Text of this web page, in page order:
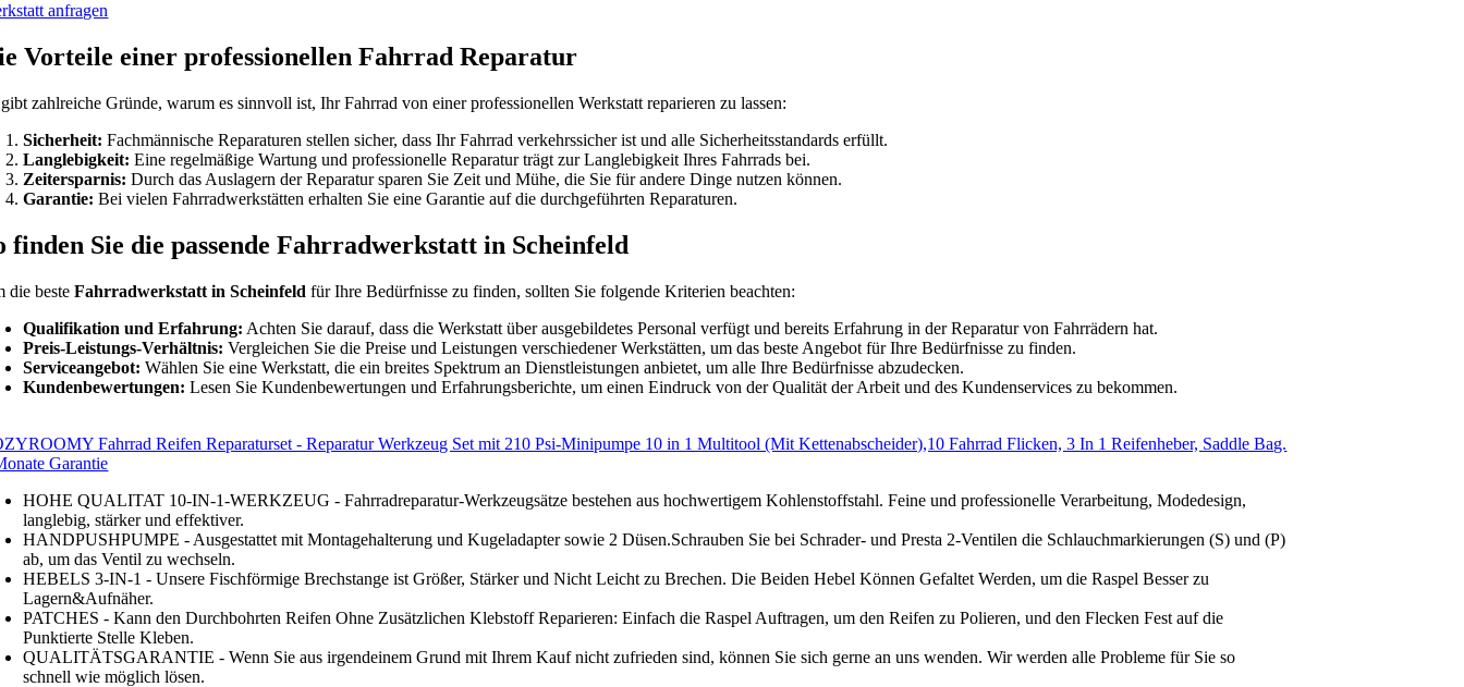
anfragen
Vorteile einer professionellen Fahrrad Reparatur
zahlreiche Gründe, warum es sinnvoll ist, Ihr Fahrrad von einer professionellen Werkstatt reparieren zu lassen:
Sicherheit: Fachmännische Reparaturen stellen sicher, dass Ihr Fahrrad verkehrssicher ist und alle Sicherheitsstandards erfüllt.
Langlebigkeit: Eine regelmäßige Wartung und professionelle Reparatur trägt zur Langlebigkeit Ihres Fahrrads bei.
Zeitersparnis: Durch das Auslagern der Reparatur sparen Sie Zeit und Mühe, die Sie für andere Dinge nutzen können.
Garantie: Bei vielen Fahrradwerkstätten erhalten Sie eine Garantie auf die durchgeführten Reparaturen.
finden Sie die passende Fahrradwerkstatt in Scheinfeld
die besteFahrradwerkstatt in Scheinfeld für Ihre Bedürfnisse zu finden, sollten Sie folgende Kriterien beachten:
Qualifikation und Erfahrung: Achten Sie darauf, dass die Werkstatt über ausgebildetes Personal verfügt und bereits Erfahrung in der Reparatur von Fahrrädern hat.
Preis-Leistungs-Verhältnis: Vergleichen Sie die Preise und Leistungen verschiedener Werkstätten, um das beste Angebot für Ihre Bedürfnisse zu finden.
Serviceangebot: Wählen Sie eine Werkstatt, die ein breites Spektrum an Dienstleistungen anbietet, um alle Ihre Bedürfnisse abzudecken.
Kundenbewertungen: Lesen Sie Kundenbewertungen und Erfahrungsberichte, um einen Eindruck von der Qualität der Arbeit und des Kundenservices zu bekommen.
Fahrrad Reifen Reparaturset - Reparatur Werkzeug Set mit 210 Psi-Minipumpe 10 in 1 Multitool (Mit Kettenabscheider),10 Fahrrad Flicken, 3 In 1 Reifenheber, Saddle Bag.
Garantie
HOHE QUALITAT 10-IN-1-WERKZEUG - Fahrradreparatur-Werkzeugsätze bestehen aus hochwertigem Kohlenstoffstahl. Feine und professionelle Verarbeitung, Modedesign,
langlebig, stärker und effektiver.
HANDPUSHPUMPE - Ausgestattet mit Montagehalterung und Kugeladapter sowie 2 Düsen.Schrauben Sie bei Schrader- und Presta 2-Ventilen die Schlauchmarkierungen (S) und (P)
ab, um das Ventil zu wechseln.
HEBELS 3-IN-1 - Unsere Fischförmige Brechstange ist Größer, Stärker und Nicht Leicht zu Brechen. Die Beiden Hebel Können Gefaltet Werden, um die Raspel Besser zu
Lagern&Aufnäher.
PATCHES - Kann den Durchbohrten Reifen Ohne Zusätzlichen Klebstoff Reparieren: Einfach die Raspel Auftragen, um den Reifen zu Polieren, und den Flecken Fest auf die
Punktierte Stelle Kleben.
QUALITÄTSGARANTIE - Wenn Sie aus irgendeinem Grund mit Ihrem Kauf nicht zufrieden sind, können Sie sich gerne an uns wenden. Wir werden alle Probleme für Sie so
schnell wie möglich lösen.